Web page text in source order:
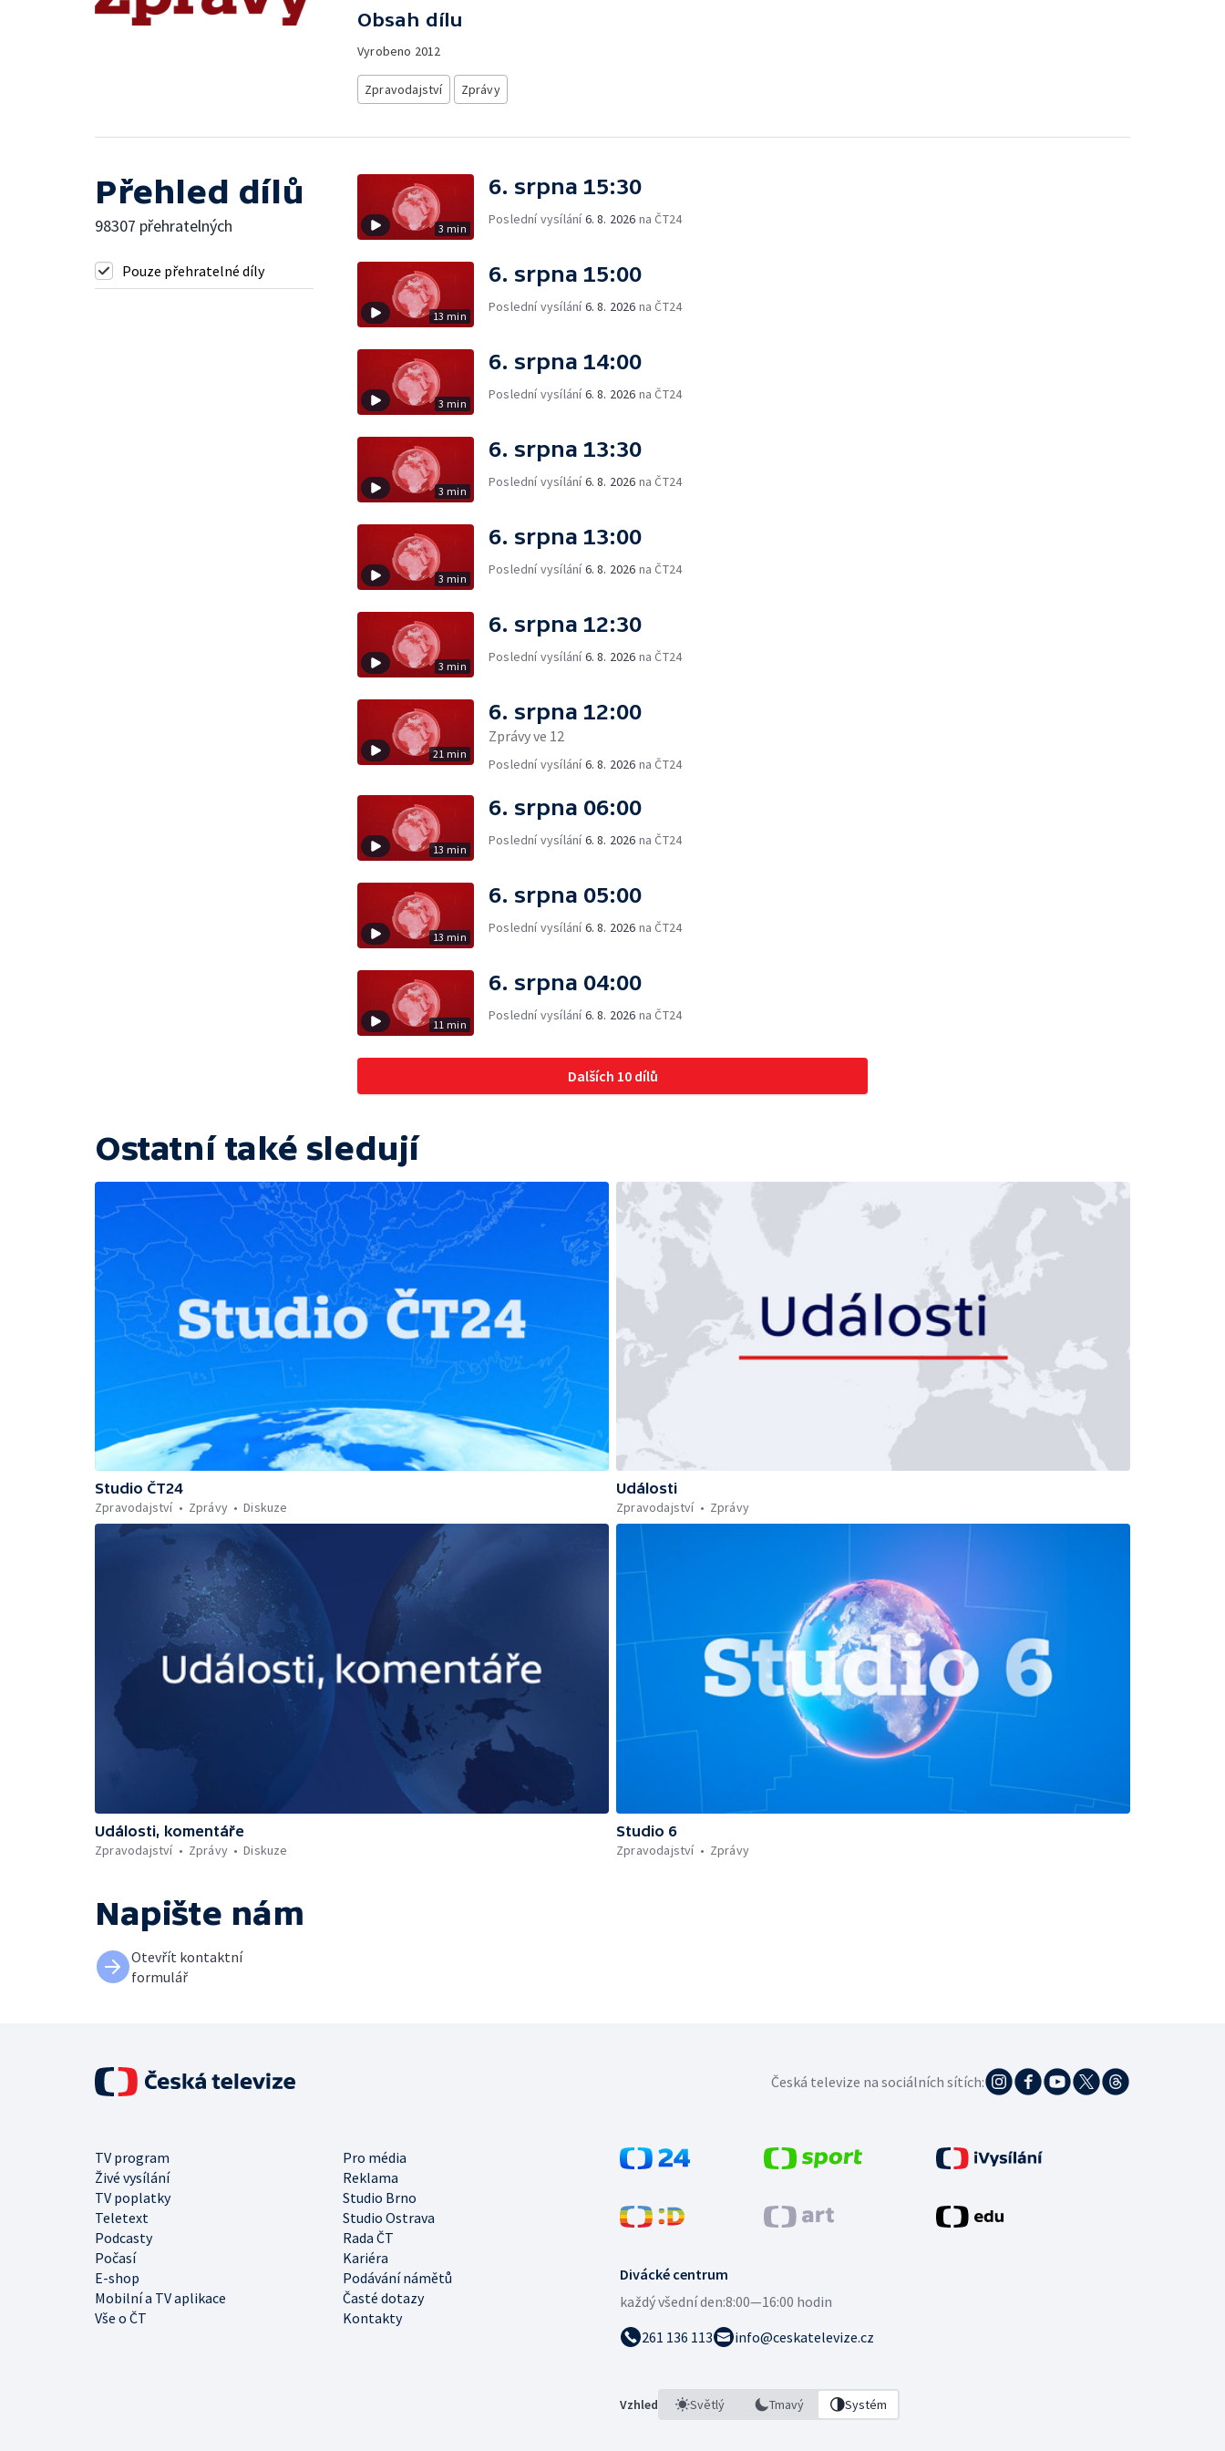
Obsah dílu
Vyrobeno 2012
Zpravodajství Zprávy
Přehled dílů
98307 přehratelných
Pouze přehratelné díly
3 min
6. srpna 15:30
Poslední vysílání6. 8. 2026 na ČT24
13 min
6. srpna 15:00
Poslední vysílání6. 8. 2026 na ČT24
3 min
6. srpna 14:00
Poslední vysílání6. 8. 2026 na ČT24
3 min
6. srpna 13:30
Poslední vysílání6. 8. 2026 na ČT24
3 min
6. srpna 13:00
Poslední vysílání6. 8. 2026 na ČT24
3 min
6. srpna 12:30
Poslední vysílání6. 8. 2026 na ČT24
21 min
6. srpna 12:00
Zprávy ve 12
Poslední vysílání6. 8. 2026 na ČT24
13 min
6. srpna 06:00
Poslední vysílání6. 8. 2026 na ČT24
13 min
6. srpna 05:00
Poslední vysílání6. 8. 2026 na ČT24
11 min
6. srpna 04:00
Poslední vysílání6. 8. 2026 na ČT24
Dalších 10 dílů
Ostatní také sledují
Studio ČT24
Zpravodajství
Zprávy Diskuze
Události
Zpravodajství
Zprávy
Události, komentáře
Zpravodajství
Zprávy Diskuze
Studio 6
Zpravodajství
Zprávy
Napište nám
Otevřít kontaktní
formulář
Divácké centrum
každý všední den:8:00—16:00 hodin
261 136 113
info@ceskatelevize.cz
Vzhled Světlý Tmavý Systém
TV program
Pro média
Živé vysílání
Reklama
TV poplatky
Studio Brno
Teletext
Studio Ostrava
Podcasty
Rada ČT
Počasí
Kariéra
E-shop
Podávání námětů
Mobilní a TV aplikace
Časté dotazy
Vše o ČT
Kontakty
Česká televize na sociálních sítích: